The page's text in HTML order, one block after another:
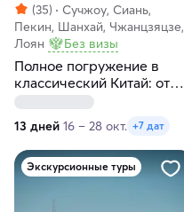
(35)
Сучжоу, Сиань,
Пекин, Шанхай, Чжанцзяцзе,
Лоян
Без визы
Полное погружение в
классический Китай: от
Пекина до Шанхая
13 дней 16 – 28 окт. +7 дат
Экскурсионные туры